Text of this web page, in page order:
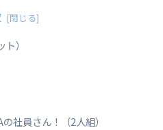
）
社員さん！（2人組）